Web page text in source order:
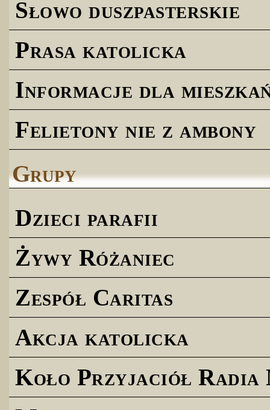
Słowo duszpasterskie
Prasa katolicka
Informacje dla
Felietony nie z ambony
Grupy
Dzieci parafii
Żywy Różaniec
Zespół Caritas
Akcja katolicka
Koło Przyjaciół